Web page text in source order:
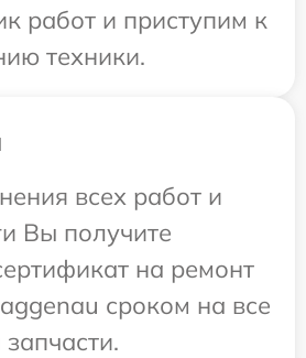
работ и приступим к
техники.
всех работ и
Вы получите
на ремонт
сроком на все